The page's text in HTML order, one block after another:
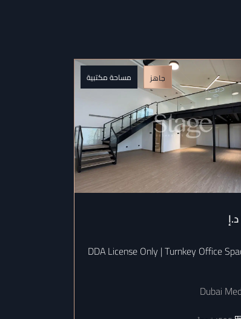
جاهز مساحة مكتبية
د.إ
DDA License Only | Turnkey Office
Dubai